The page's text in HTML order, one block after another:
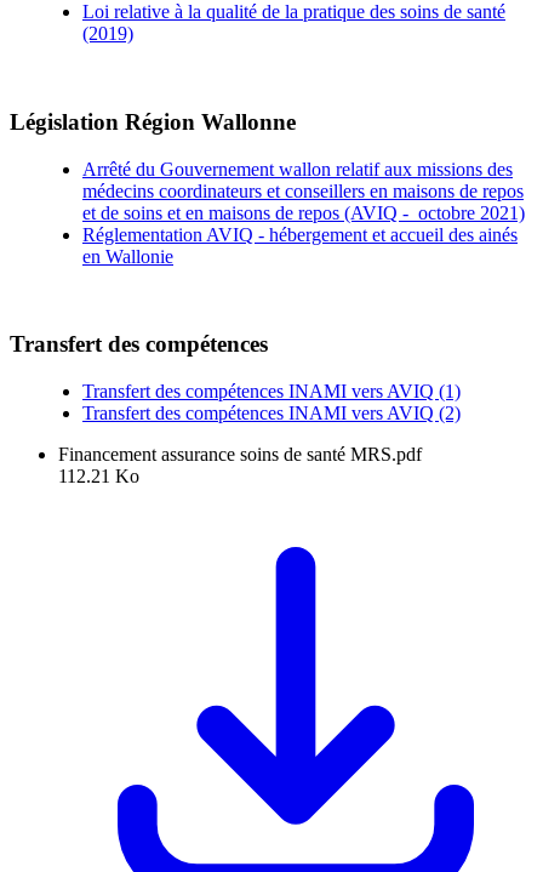
Loi relative à la qualité de la pratique des soins de santé
(2019)
Législation Région Wallonne
Arrêté du Gouvernement wallon relatif aux missions des
médecins coordinateurs et conseillers en maisons de repos
et de soins et en maisons de repos (AVIQ - octobre 2021)
Réglementation AVIQ - hébergement et accueil des ainés
en Wallonie
Transfert des compétences
Transfert des compétences INAMI vers AVIQ (1)
Transfert des compétences INAMI vers AVIQ (2)
Financement assurance soins de santé MRS.pdf
112.21 Ko